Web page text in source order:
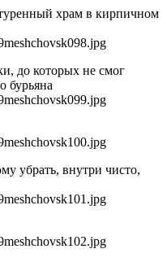
храм в кирпичном
до которых не смог
бурьяна
убрать, внутри чисто,